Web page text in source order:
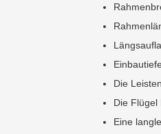
Die
Die Flügel
Eine